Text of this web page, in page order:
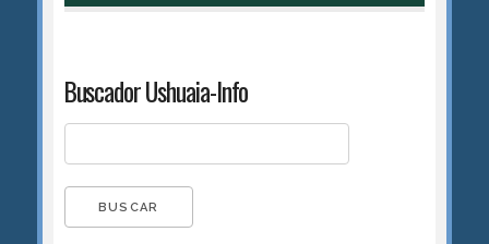
Buscador Ushuaia-Info